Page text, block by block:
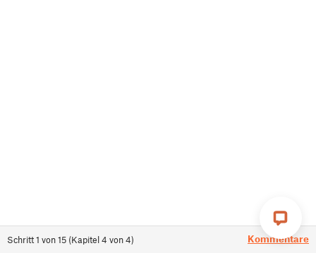
Schritt1 von15 (Kapitel4 von4) Kommentare